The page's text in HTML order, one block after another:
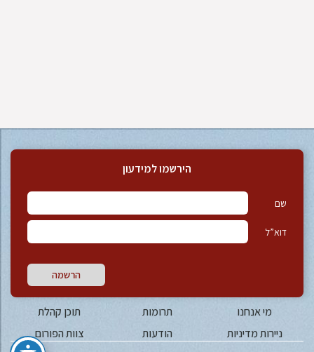
הירשמו למידעון
שם
דוא”ל
הרשמה
מי אנחנו תרומות
תוכן קהלת
ניירות מדיניות
הודעות צוות הפורום